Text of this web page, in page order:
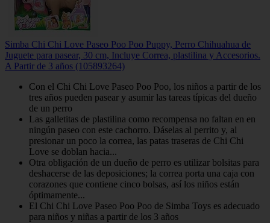
Simba Chi Chi Love Paseo Poo Poo Puppy, Perro Chihuahua de
Juguete para pasear, 30 cm, Incluye Correa, plastilina y Accesorios.
A Partir de 3 años (105893264)
Con el Chi Chi Love Paseo Poo Poo, los niños a partir de los
tres años pueden pasear y asumir las tareas típicas del dueño
de un perro
Las galletitas de plastilina como recompensa no faltan en en
ningún paseo con este cachorro. Dáselas al perrito y, al
presionar un poco la correa, las patas traseras de Chi Chi
Love se doblan hacia...
Otra obligación de un dueño de perro es utilizar bolsitas para
deshacerse de las deposiciones; la correa porta una caja con
corazones que contiene cinco bolsas, así los niños están
óptimamente...
El Chi Chi Love Paseo Poo Poo de Simba Toys es adecuado
para niños y niñas a partir de los 3 años